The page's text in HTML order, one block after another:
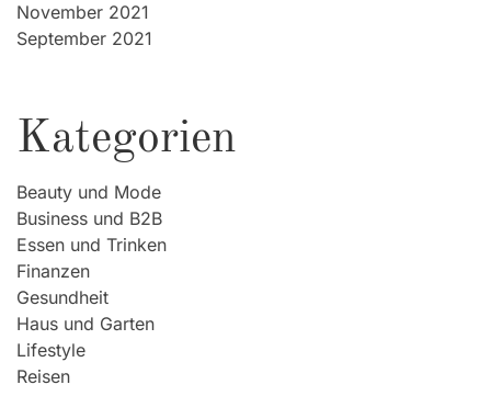
November 2021
September 2021
Kategorien
Beauty und Mode
Business und B2B
Essen und Trinken
Finanzen
Gesundheit
Haus und Garten
Lifestyle
Reisen